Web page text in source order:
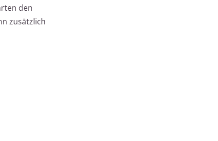
den
zusätzlich